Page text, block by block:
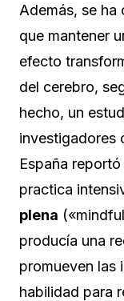
Además, se
que mantener
efecto
del cerebro,
hecho, un
investigadores
España
practica
plena
producía una
promueven las
habilidad para